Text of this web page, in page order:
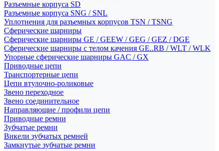
Разъемные корпуса SD
Разъемные корпуса SNG / SNL
Уплотнения для разъемных корпусов TSN / TSNG
Сферические шарниры
Сферические шарниры GE / GEEW / GEG / GEZ / DGE
Сферические шарниры с телом качения GE..RB / WLT / WLK
Упорные сферические шарниры GAC / GX
Приводные цепи
Транспортерные цепи
Цепи втулочно-роликовые
Звено переходное
Звено соединительное
Направляющие / профили цепи
Приводные ремни
Зубчатые ремни
Викели зубчатых ремней
Замкнутые зубчатые ремни